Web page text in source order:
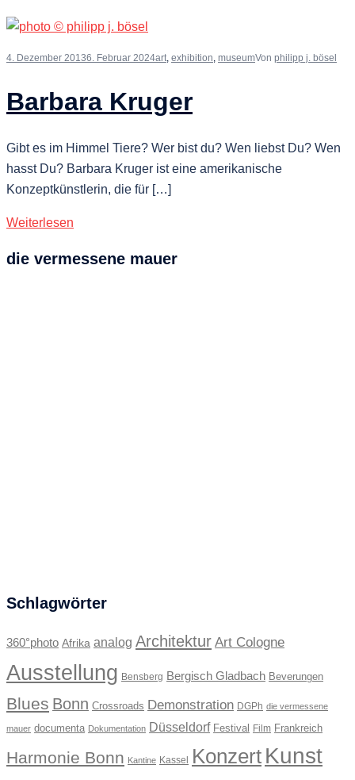
4. Dezember 20136. Februar 2024art, exhibition, museumVon philipp j. bösel
Barbara Kruger
Gibt es im Himmel Tiere? Wer bist du? Wen liebst Du? Wen
hasst Du? Barbara Kruger ist eine amerikanische
Konzeptkünstlerin, die für […]
Weiterlesen
die vermessene mauer
Schlagwörter
360°photo Afrika analog Architektur Art Cologne
Ausstellung Bensberg Bergisch Gladbach Beverungen
Blues Bonn Crossroads Demonstration DGPh die vermessene
mauer documenta Dokumentation Düsseldorf Festival Film Frankreich
Harmonie Bonn Kantine Kassel Konzert Kunst